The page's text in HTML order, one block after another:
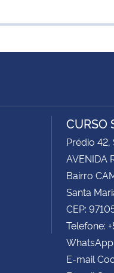
CURSO
Prédio 42,
AVENIDA
Bairro
Santa
CEP:
Telefone:
E-mail